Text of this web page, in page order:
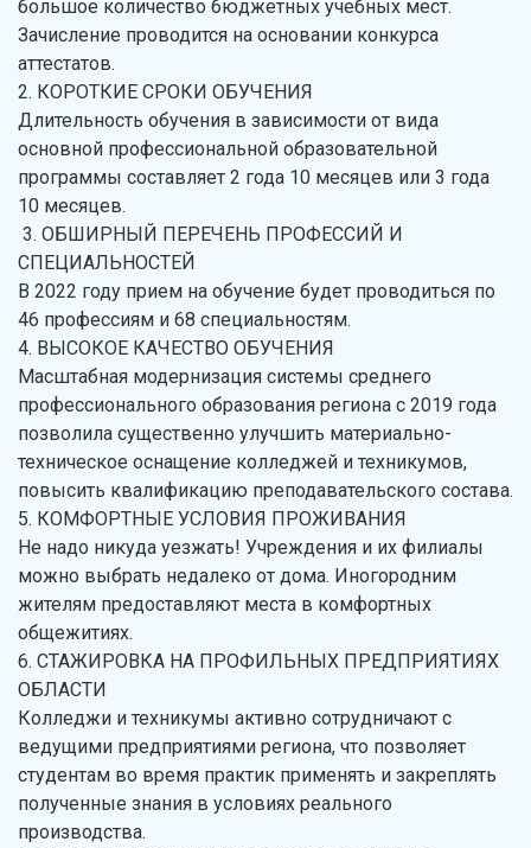
большое количество бюджетных учебных мест.
Зачисление проводится на основании конкурса
аттестатов.
2. КОРОТКИЕ СРОКИ ОБУЧЕНИЯ
Длительность обучения в зависимости от вида
основной профессиональной образовательной
программы составляет 2 года 10 месяцев или 3 года
10 месяцев.
3. ОБШИРНЫЙ ПЕРЕЧЕНЬ ПРОФЕССИЙ И
СПЕЦИАЛЬНОСТЕЙ
В 2022 году прием на обучение будет проводиться по
46 профессиям и 68 специальностям.
4. ВЫСОКОЕ КАЧЕСТВО ОБУЧЕНИЯ
Масштабная модернизация системы среднего
профессионального образования региона с 2019 года
позволила существенно улучшить материально-
техническое оснащение колледжей и техникумов,
повысить квалификацию преподавательского состава.
5. КОМФОРТНЫЕ УСЛОВИЯ ПРОЖИВАНИЯ
Не надо никуда уезжать! Учреждения и их филиалы
можно выбрать недалеко от дома. Иногородним
жителям предоставляют места в комфортных
общежитиях.
6. СТАЖИРОВКА НА ПРОФИЛЬНЫХ ПРЕДПРИЯТИЯХ
ОБЛАСТИ
Колледжи и техникумы активно сотрудничают с
ведущими предприятиями региона, что позволяет
студентам во время практик применять и закреплять
полученные знания в условиях реального
производства.